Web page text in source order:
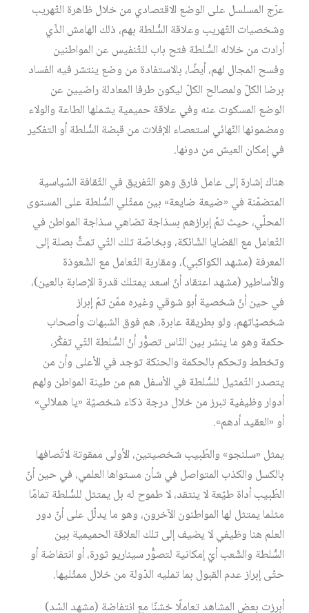
عرّج المسلسل على الوضع الاقتصادي من خلال ظاهرة التّهريب
وشخصيات التّهريب وعلاقة السُّلطة بهم، ذلك الهامش الذّي
أرادت من خلاله السُّلطة فتح باب للتّنفيس عن المواطنين
وفسح المجال لهم، أيضًا، بالاستفادة من وضع ينتشر فيه الفساد
برضا الكلّ ولمصالح الكلّ ليكون طرفا المعادلة راضيين عن
الوضع المسكوت عنه وفي علاقة حميمية يشملها الطاعة والولاء
ومضمونها النّهائي استعصاء الإفلات من قبضة السُّلطة أو التفكير
في إمكان العيش من دونها.
هناك إشارة إلى عامل فارق وهو التّفريق في الثّقافة السّياسية
المتضمّنة في «ضيعة ضايعة» بين ممثّلي السُّلطة على المستوى
المحلّي، حيث تمّ إبرازهم بسذاجة تضاهي سذاجة المواطن في
التّعامل مع القضايا الشّائكة، وبخاصّة تلك التّي تمتُّ بصلة إلى
المعرفة (مشهد الكواكبي)، ومقاربة التّعامل مع الشّعوذة
والأساطير (مشهد اعتقاد أنّ اسعد يمتلك قدرة الإصابة بالعين)،
في حين أنّ شخصية أبو شوقي وغيره ممّن تمّ إبراز
شخصيّاتهم، ولو بطريقة عابرة، هم فوق الشبهات وأصحاب
حكمة وهو ما ينشر بين النّاس تصوُّر أنّ السُّلطة التّي تفكِّر،
وتخطط وتحكم بالحكمة والحنكة توجد في الأعلى وأن من
يتصدر التّمثيل للسُّلطة في الأسفل هم من طينة المواطن ولهم
أدوار وظيفية تبرز من خلال درجة ذكاء شخصيّة «يا هملالي»
أو «العقيد أدهم».
يمثل «سلنجو» والطّبيب شخصيتين، الأولى ممقوتة لاتّصافها
بالكسل والكذب المتواصل في شأن مستواها العلمي، في حين أنّ
الطّبيب أداة طيّعة لا ينتقد، لا طموح له بل يمتثل للسُّلطة تمامًا
مثلما يمتثل لها المواطنون الآخرون، وهو ما يدلّل على أنّ دور
العلم هنا وظيفي لا يضيف إلى تلك العلاقة الحميمية بين
السُّلطة والشّعب أيّ إمكانية لتصوُّر سيناريو ثورة، أو انتفاضة أو
حتّى إبراز عدم القبول بما تمليه الدّولة من خلال ممثّليها.
أبرزت بعض المشاهد تعاملًا خشنًا مع انتفاضة (مشهد السّد)